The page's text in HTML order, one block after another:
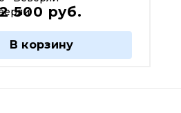
500 руб.
В корзину